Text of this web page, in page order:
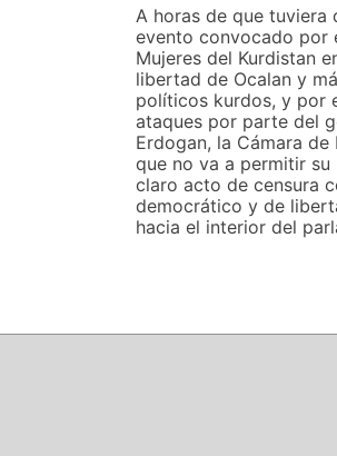
A horas de que tuviera
evento convocado por
Mujeres del Kurdistan
libertad de Ocalan y
políticos kurdos, y por
ataques por parte del
Erdogan, la Cámara
que no va a permitir su
claro acto de censura
democrático y de
hacia el interior del